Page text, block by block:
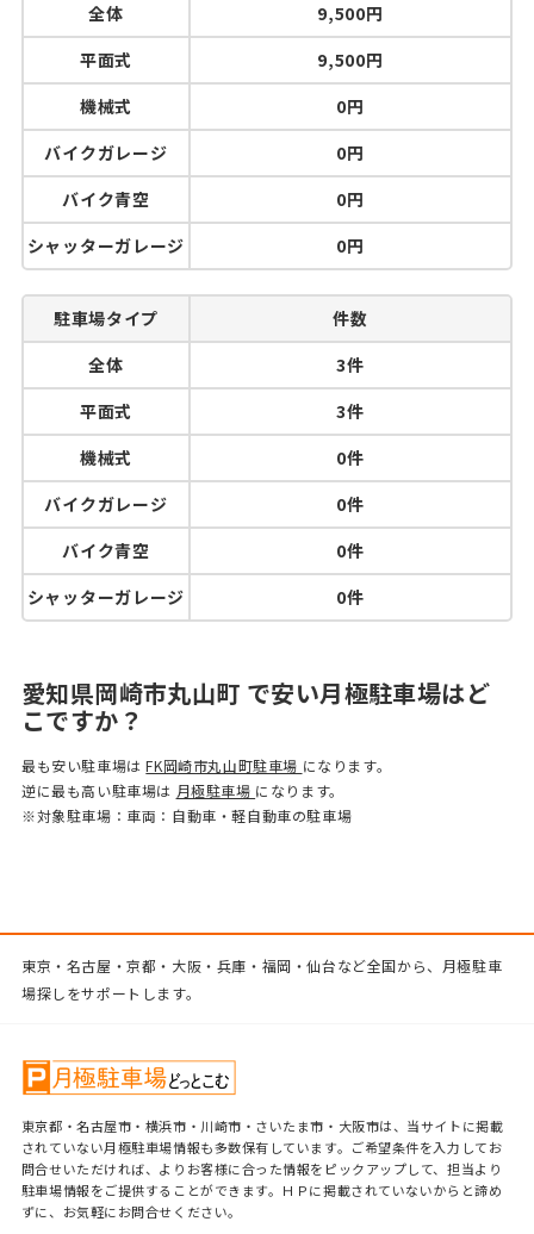
全体
9,500円
平面式
9,500円
機械式
0円
バイクガレージ
0円
バイク青空
0円
シャッターガレージ
0円
駐車場タイプ
件数
全体
3件
平面式
3件
機械式
0件
バイクガレージ
0件
バイク青空
0件
シャッターガレージ
0件
愛知県岡崎市丸山町 で安い月極駐車場はど
こですか？
最も安い駐車場はFK岡崎市丸山町駐車場 になります。
逆に最も高い駐車場は 月極駐車場 になります。
※対象駐車場：車両：自動車・軽自動車の駐車場
東京・名古屋・京都・大阪・兵庫・福岡・仙台など全国から、月極駐車
場探しをサポートします。
東京都・名古屋市・横浜市・川崎市・さいたま市・大阪市は、当サイトに掲載
されていない月極駐車場情報も多数保有しています。ご希望条件を入力してお
問合せいただければ、よりお客様に合った情報をピックアップして、担当より
駐車場情報をご提供することができます。ＨＰに掲載されていないからと諦め
ずに、お気軽にお問合せください。